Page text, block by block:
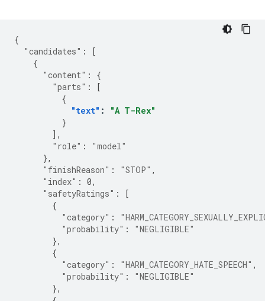
{
"candidates" :
[
{
"content" :
{
"parts" :
[
{
"text" :
"A T-Rex"
}
],
"role" :
"model"
},
"finishReason" : "STOP" ,
"index" : 0,
"safetyRatings" :
[
{
"category" :
"probability" :
"NEGLIGIBLE"
},
{
"category" : "HARM_CATEGORY_HATE_SPEECH" ,
"probability" :
"NEGLIGIBLE"
},